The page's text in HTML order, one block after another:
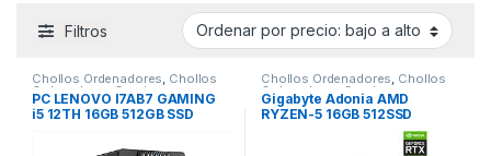
Filtros
Chollos Ordenadores, Chollos
Ordenadores Gaming,
Ordenadores Sobremesa,
Todos los Ordenadores
PC LENOVO I7AB7 GAMING
i5 12TH 16GB 512GB SSD
Chollos Ordenadores, Chollos
Ordenadores Gaming,
Ordenadores Sobremesa
Todos los Ordenadores
Gigabyte Adonia AMD
RYZEN-5 16GB 512SSD